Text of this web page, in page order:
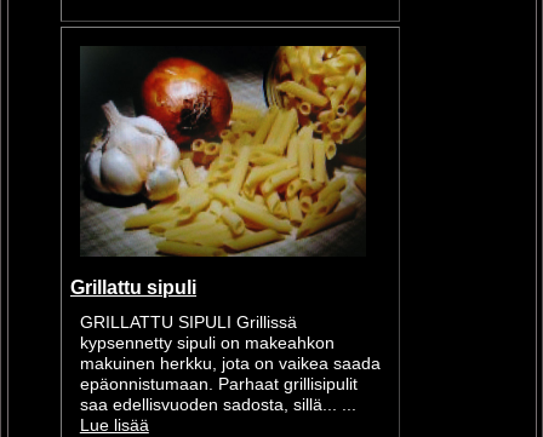
Grillattu sipuli
GRILLATTU SIPULI Grillissä
kypsennetty sipuli on makeahkon
makuinen herkku, jota on vaikea saada
epäonnistumaan. Parhaat grillisipulit
saa edellisvuoden sadosta, sillä... ...
Lue lisää